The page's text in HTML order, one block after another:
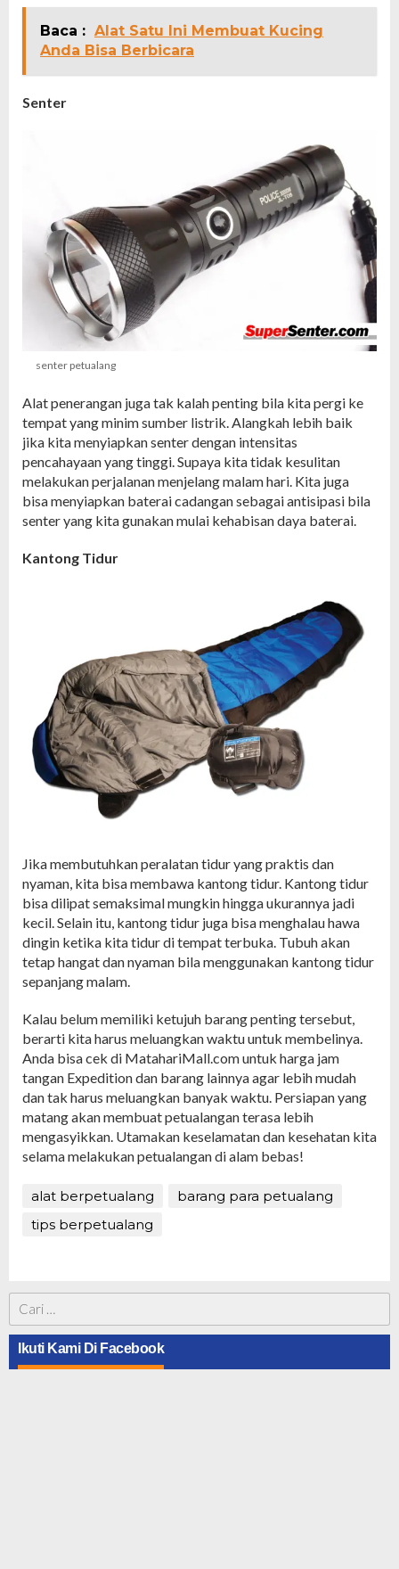
Baca : Alat Satu Ini Membuat Kucing
Anda Bisa Berbicara
Senter
senter petualang
Alat penerangan juga tak kalah penting bila kita pergi ke
tempat yang minim sumber listrik. Alangkah lebih baik
jika kita menyiapkan senter dengan intensitas
pencahayaan yang tinggi. Supaya kita tidak kesulitan
melakukan perjalanan menjelang malam hari. Kita juga
bisa menyiapkan baterai cadangan sebagai antisipasi bila
senter yang kita gunakan mulai kehabisan daya baterai.
Kantong Tidur
Jika membutuhkan peralatan tidur yang praktis dan
nyaman, kita bisa membawa kantong tidur. Kantong tidur
bisa dilipat semaksimal mungkin hingga ukurannya jadi
kecil. Selain itu, kantong tidur juga bisa menghalau hawa
dingin ketika kita tidur di tempat terbuka. Tubuh akan
tetap hangat dan nyaman bila menggunakan kantong tidur
sepanjang malam.
Kalau belum memiliki ketujuh barang penting tersebut,
berarti kita harus meluangkan waktu untuk membelinya.
Anda bisa cek di MatahariMall.com untuk harga jam
tangan Expedition dan barang lainnya agar lebih mudah
dan tak harus meluangkan banyak waktu. Persiapan yang
matang akan membuat petualangan terasa lebih
mengasyikkan. Utamakan keselamatan dan kesehatan kita
selama melakukan petualangan di alam bebas!
alat berpetualang
barang para petualang
tips berpetualang
Cari
untuk:
Ikuti Kami Di Facebook